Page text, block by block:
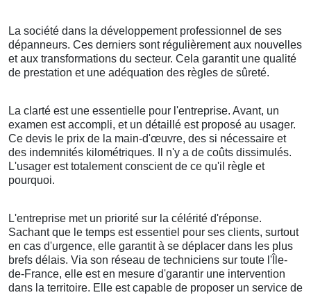
La société dans la développement professionnel de ses
dépanneurs. Ces derniers sont régulièrement aux nouvelles
et aux transformations du secteur. Cela garantit une qualité
de prestation et une adéquation des règles de sûreté.
La clarté est une essentielle pour l'entreprise. Avant, un
examen est accompli, et un détaillé est proposé au usager.
Ce devis le prix de la main-d'œuvre, des si nécessaire et
des indemnités kilométriques. Il n'y a de coûts dissimulés.
L'usager est totalement conscient de ce qu'il règle et
pourquoi.
L'entreprise met un priorité sur la célérité d'réponse.
Sachant que le temps est essentiel pour ses clients, surtout
en cas d'urgence, elle garantit à se déplacer dans les plus
brefs délais. Via son réseau de techniciens sur toute l'Île-
de-France, elle est en mesure d'garantir une intervention
dans la territoire. Elle est capable de proposer un service de